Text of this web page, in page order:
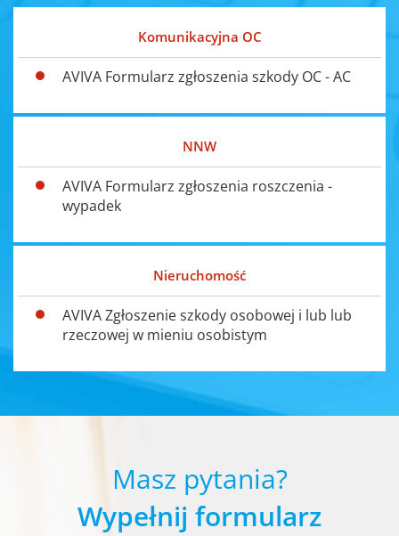
Komunikacyjna OC
AVIVA Formularz zgłoszenia szkody OC - AC
NNW
AVIVA Formularz zgłoszenia roszczenia -
wypadek
Nieruchomość
AVIVA Zgłoszenie szkody osobowej i lub lub
rzeczowej w mieniu osobistym
Masz pytania?
Wypełnij formularz